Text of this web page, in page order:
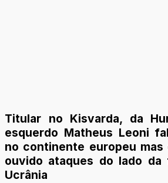
Titular no Kisvarda, da
esquerdo Matheus Leoni
no continente europeu
ouvido ataques do lado
Ucrânia